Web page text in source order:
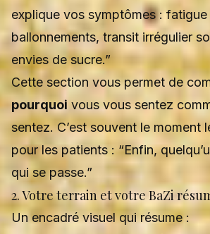
explique vos symptômes :
ballonnements, transit irrégulier
envies de sucre.”
Cette section vous permet de
pourquoi vous vous sentez
sentez. C’est souvent le moment
pour les patients : “Enfin,
qui se passe.”
2. Votre terrain et votre BaZi
Un encadré visuel qui résume :